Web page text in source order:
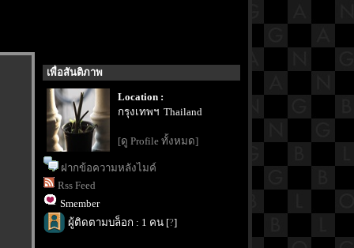
เพื่อสันติภาพ
Location :
กรุงเทพฯ Thailand
[ดู Profile ทั้งหมด]
ฝากข้อความหลังไมค์
Rss Feed
Smember
ผู้ติดตามบล็อก : 1 คน [?]